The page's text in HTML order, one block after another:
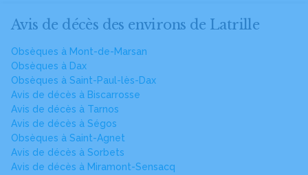
Avis de décès des environs de Latrille
Obsèques à Mont-de-Marsan
Obsèques à Dax
Obsèques à Saint-Paul-lès-Dax
Avis de décès à Biscarrosse
Avis de décès à Tarnos
Avis de décès à Ségos
Obsèques à Saint-Agnet
Avis de décès à Sorbets
Avis de décès à Miramont-Sensacq